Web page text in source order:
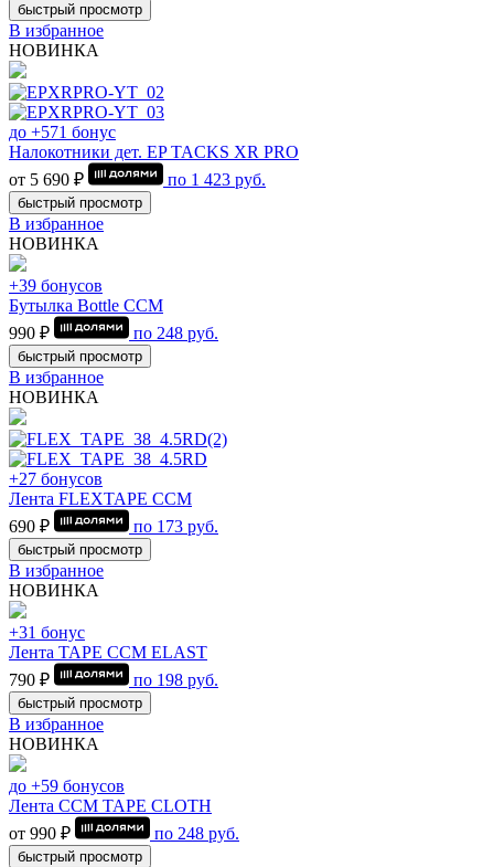
быстрый просмотр
В избранное
НОВИНКА
до +571 бонус
Налокотники дет. EP TACKS XR PRO
от 5 690 ₽
по 1 423 руб.
быстрый просмотр
В избранное
НОВИНКА
+39 бонусов
Бутылка Bottle CCM
990 ₽
по 248 руб.
быстрый просмотр
В избранное
НОВИНКА
+27 бонусов
Лента FLEXTAPE CCM
690 ₽
по 173 руб.
быстрый просмотр
В избранное
НОВИНКА
+31 бонус
Лента TAPE CCM ELAST
790 ₽
по 198 руб.
быстрый просмотр
В избранное
НОВИНКА
до +59 бонусов
Лента CCM TAPE CLOTH
от 990 ₽
по 248 руб.
быстрый просмотр